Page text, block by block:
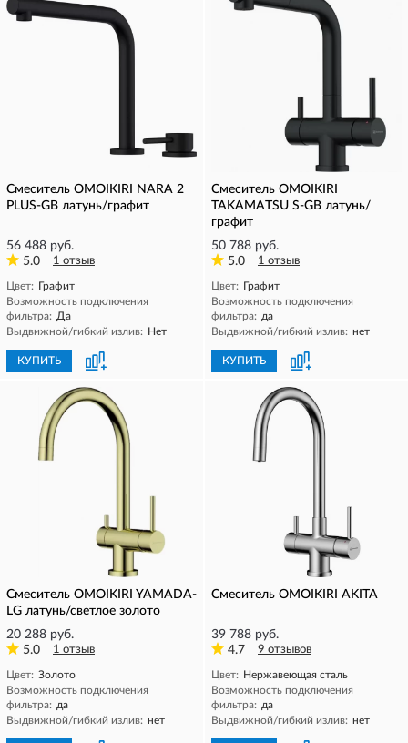
Смеситель OMOIKIRI NARA 2
PLUS-GB латунь/графит
56 488 руб.
5.0
1 отзыв
Цвет: Графит
Возможность подключения
фильтра: Да
Выдвижной/гибкий излив: Нет
КУПИТЬ
Смеситель OMOIKIRI
TAKAMATSU S-GB латунь/
графит
50 788 руб.
5.0
1 отзыв
Цвет: Графит
Возможность подключения
фильтра: да
Выдвижной/гибкий излив: нет
КУПИТЬ
Смеситель OMOIKIRI YAMADA-
LG латунь/светлое золото
20 288 руб.
5.0
1 отзыв
Цвет: Золото
Возможность подключения
фильтра: да
Выдвижной/гибкий излив: нет
Смеситель OMOIKIRI AKITA
39 788 руб.
4.7
9 отзывов
Цвет: Нержавеющая сталь
Возможность подключения
фильтра: да
Выдвижной/гибкий излив: нет